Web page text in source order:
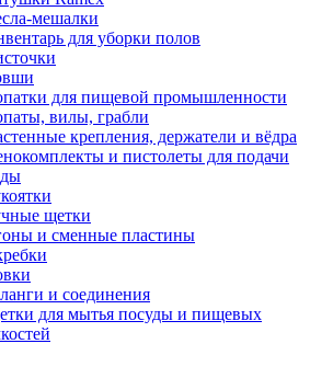
мешалки
для уборки полов
для пищевой промышленности
вилы, грабли
крепления, держатели и вёдра
и пистолеты для подачи
щетки
и сменные пластины
и соединения
для мытья посуды и пищевых